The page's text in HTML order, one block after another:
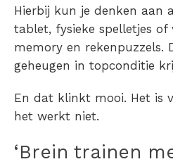
Hierbij kun je denken aan
tablet, fysieke spelletjes of
memory en rekenpuzzels.
geheugen in topconditie
En dat klinkt mooi. Het is
het werkt niet.
‘Brein trainen